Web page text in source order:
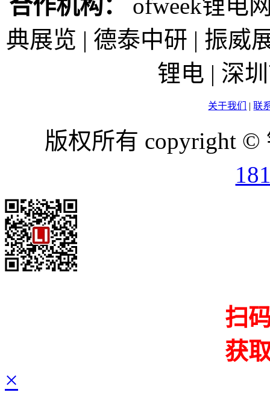
合作机构：
ofweek锂电
典展览 | 德泰中研 | 振威
锂电 | 深
关于我们 |联
版权所有 copyright
扫
获
×